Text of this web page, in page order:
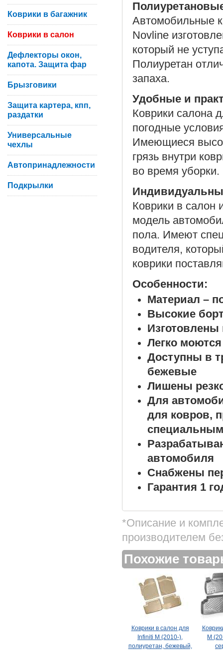
Автомобильные
Novline
который не
Полиуретан
запаха.
Удобные и
Коврики салона
погодные
Имеющиеся
грязь внутри
во время уборки.
Коврики в салон
модель
пола. Имеют
водителя,
коврики
Особенности:
Материал –
Высокие
Изготовлены
Легко моются
Доступны в
бежевые
Лишены
Для
для ковров,
автомобиля
Снабжены
Гарантия 1
*Описание и
производителем
Похожие
Коврики в салон для
Infiniti M (2010-),
полиуретан, бежевый,
M
Коврики в багажник
Коврики в салон
Дефлекторы окон,
капота. Защита фар
Брызговики
Защита картера, кпп,
раздатки
Универсальные
чехлы
Автопринадлежности
Подкрылки